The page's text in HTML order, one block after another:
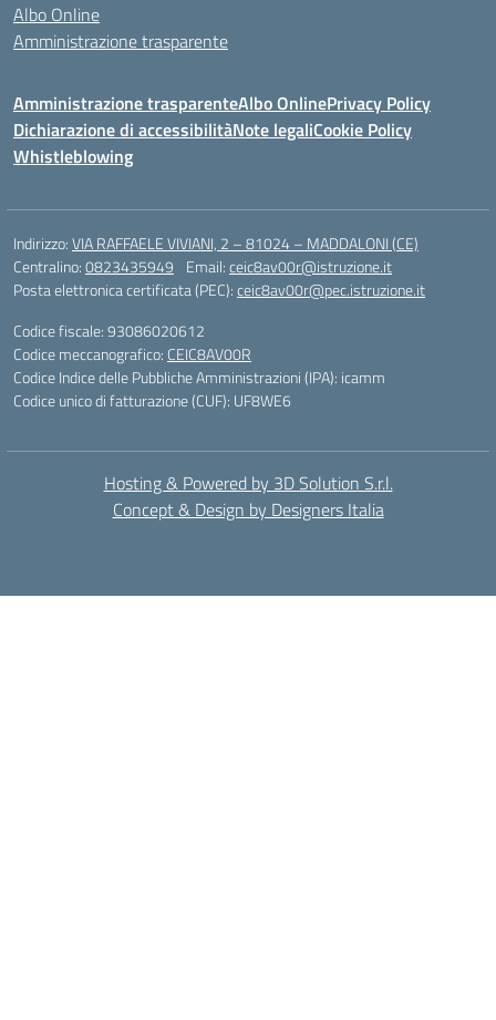
Albo Online
Amministrazione trasparente
Amministrazione trasparenteAlbo OnlinePrivacy Policy
Dichiarazione di accessibilitàNote legaliCookie Policy
Whistleblowing
Indirizzo:VIA RAFFAELE VIVIANI, 2 – 81024 – MADDALONI (CE)
Centralino:0823435949 Email:ceic8av00r@istruzione.it
Posta elettronica certificata (PEC):ceic8av00r@pec.istruzione.it
Codice fiscale: 93086020612
Codice meccanografico: CEIC8AV00R
Codice Indice delle Pubbliche Amministrazioni (IPA): icamm
Codice unico di fatturazione (CUF): UF8WE6
Hosting & Powered by 3D Solution S.r.l.
Concept & Design by Designers Italia